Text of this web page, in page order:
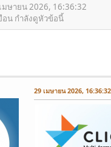
มษายน 2026, 16:36:32
อน กำลังดูหัวข้อนี้
29 เมษายน 2026, 16:36:32